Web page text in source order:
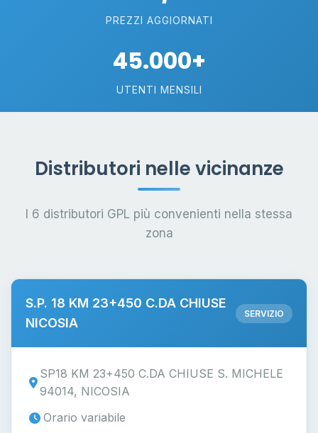
PREZZI AGGIORNATI
45.000+
UTENTI MENSILI
Distributori nelle vicinanze
I 6 distributori GPL più convenienti nella stessa
zona
S.P. 18 KM 23+450 C.DA CHIUSE
NICOSIA
SERVIZIO
SP18 KM 23+450 C.DA CHIUSE S. MICHELE
94014, NICOSIA
Orario variabile